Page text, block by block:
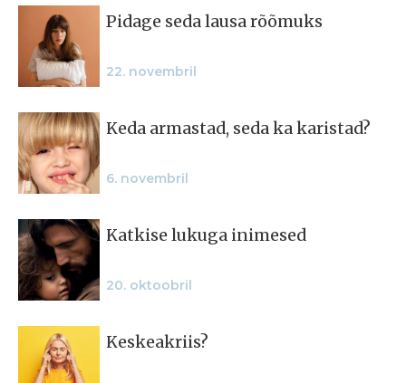
Pidage seda lausa rõõmuks
22. novembril
Keda armastad, seda ka karistad?
6. novembril
Katkise lukuga inimesed
20. oktoobril
Keskeakriis?